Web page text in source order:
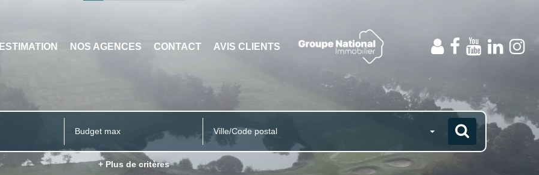
ESTIMATION NOS AGENCES CONTACT AVIS CLIENTS
Ville/Code postal
+ Plus de critères